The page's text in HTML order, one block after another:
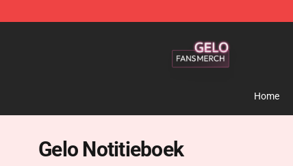
Home
Gelo Notitieboek